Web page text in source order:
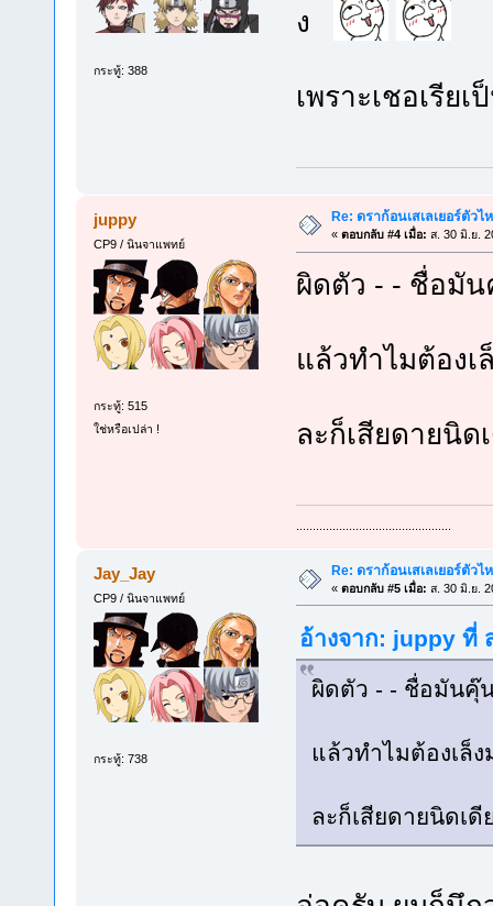
กระทู้: 388
ง
เพราะเชอเรีย
juppy
CP9 / นินจาแพทย์
กระทู้: 515
ใช่หรือเปล่า !
Re: ดราก้อนเสเลเยอร์ตัวไ
« ตอบกลับ #4 เมื่อ: ส. 30 มิ.ย.
ผิดตัว - - ชื่อมัน
แล้วทำไมต้อง
ละก็เสียดายนิด
Jay_Jay
CP9 / นินจาแพทย์
กระทู้: 738
Re: ดราก้อนเสเลเยอร์ตัวไ
« ตอบกลับ #5 เมื่อ: ส. 30 มิ.ย.
อ้างจาก: juppy ที่
ผิดตัว - - ชื่อมันคุ๊
แล้วทำไมต้องเล็
ละก็เสียดายนิดเ